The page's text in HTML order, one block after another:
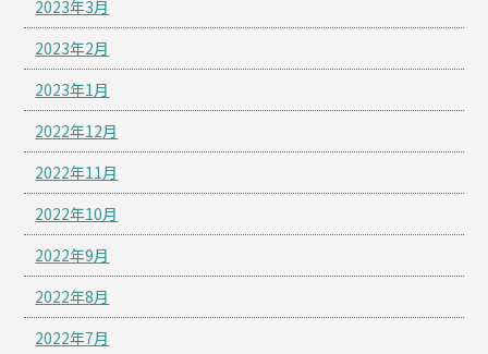
2023年3月
2023年2月
2023年1月
2022年12月
2022年11月
2022年10月
2022年9月
2022年8月
2022年7月